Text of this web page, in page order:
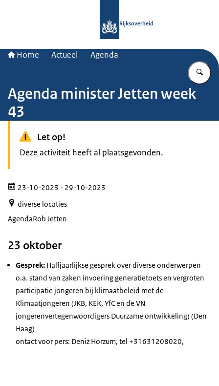
Rijksoverheid
Home Actueel Agenda
Agenda minister Jetten week
43
Let op!
Deze activiteit heeft al plaatsgevonden.
23-10-2023 - 29-10-2023
diverse locaties
AgendaRob Jetten
23 oktober
Gesprek: Halfjaarlijkse gesprek over diverse onderwerpen
o.a. stand van zaken invoering generatietoets en vergroten
participatie jongeren bij klimaatbeleid met de
Klimaatjongeren (JKB, KEK, YfC en de VN
jongerenvertegenwoordigers Duurzame ontwikkeling) (Den
Haag)
ontact voor pers: Deniz Horzum, tel +31631208020,